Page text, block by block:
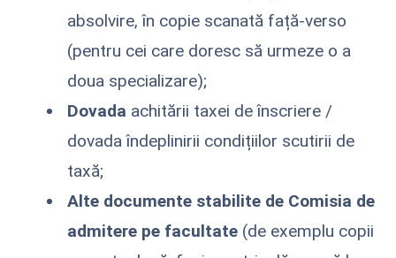
absolvire, în copie scanată față-verso
(pentru cei care doresc să urmeze o a
doua specializare);
Dovada achitării taxei de înscriere /
dovada îndeplinirii condițiilor scutirii de
taxă;
Alte documente stabilite de Comisia de
admitere pe facultate (de exemplu copii